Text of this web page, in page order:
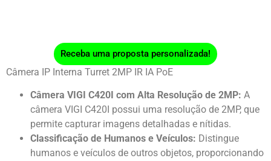
Receba uma proposta personalizada!
Câmera IP Interna Turret 2MP IR IA PoE
Câmera VIGI C420I com Alta Resolução de 2MP: A
câmera VIGI C420I possui uma resolução de 2MP, que
permite capturar imagens detalhadas e nítidas.
Classificação de Humanos e Veículos: Distingue
humanos e veículos de outros objetos, proporcionando